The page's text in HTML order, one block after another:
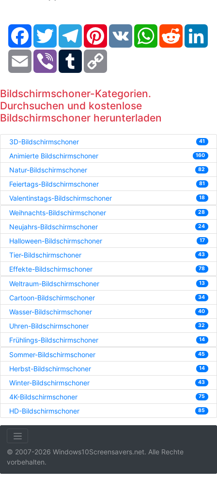
FacebookTwitter TelegramPinterestVK WhatsAppReddit
Email Viber Tumblr
Bildschirmschoner-Kategorien.
Durchsuchen und kostenlose
Bildschirmschoner herunterladen
3D-Bildschirmschoner 41
Animierte Bildschirmschoner 160
Natur-Bildschirmschoner 82
Feiertags-Bildschirmschoner 81
Valentinstags-Bildschirmschoner 18
Weihnachts-Bildschirmschoner 28
Neujahrs-Bildschirmschoner 24
Halloween-Bildschirmschoner 17
Tier-Bildschirmschoner 43
Effekte-Bildschirmschoner 78
Weltraum-Bildschirmschoner 13
Cartoon-Bildschirmschoner 34
Wasser-Bildschirmschoner 40
Uhren-Bildschirmschoner 32
Frühlings-Bildschirmschoner 14
Sommer-Bildschirmschoner 45
Herbst-Bildschirmschoner 14
Winter-Bildschirmschoner 43
4K-Bildschirmschoner 75
HD-Bildschirmschoner 85
© 2007-2026 Windows10Screensavers.net. Alle Rechte
vorbehalten.